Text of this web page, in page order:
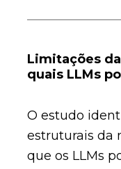
Limitações
quais LLMs
O estudo
estruturais da
que os LLMs